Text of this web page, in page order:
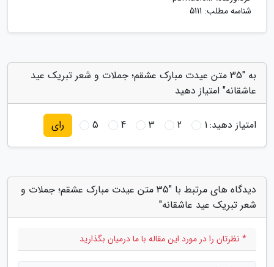
شناسه مطلب: 5111
به "35 متن عیدت مبارک عشقم؛ جملات و شعر تبریک عید
عاشقانه" امتیاز دهید
امتیاز دهید:1
2
3
4
5 رای
دیدگاه های مرتبط با "35 متن عیدت مبارک عشقم؛ جملات و
شعر تبریک عید عاشقانه"
* نظرتان را در مورد این مقاله با ما درمیان بگذارید